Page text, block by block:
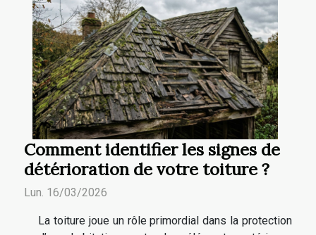
Comment identifier les signes de
détérioration de votre toiture ?
Lun. 16/03/2026
La toiture joue un rôle primordial dans la protection